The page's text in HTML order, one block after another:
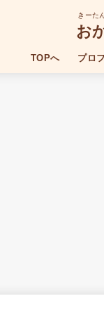
きーた
お
TOPへ プロ